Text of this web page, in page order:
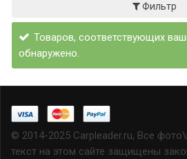
Фильтр
Товаров, соответствующих
обнаружено.
© 2014-2025 Carpleader.ru, Все
текст на этом сайте защищены